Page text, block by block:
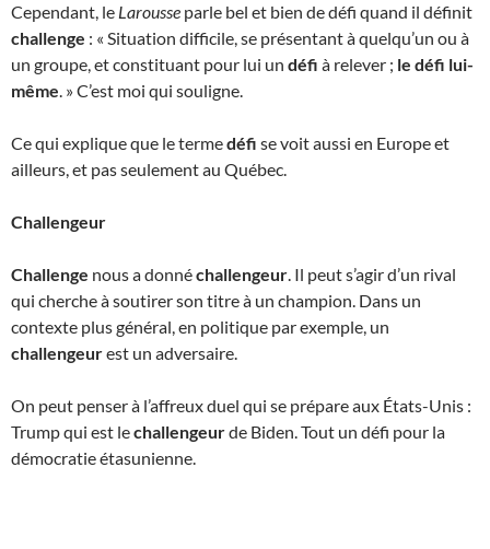
Cependant, le Larousse parle bel et bien de défi quand il définit
challenge : « Situation difficile, se présentant à quelqu’un ou à
un groupe, et constituant pour lui un défi à relever ; le défi lui-
même. » C’est moi qui souligne.
Ce qui explique que le termedéfi se voit aussi en Europe et
ailleurs, et pas seulement au Québec.
Challengeur
Challenge nous a donnéchallengeur. Il peut s’agir d’un rival
qui cherche à soutirer son titre à un champion. Dans un
contexte plus général, en politique par exemple, un
challengeurest un adversaire.
On peut penser à l’affreux duel qui se prépare aux États-Unis :
Trump qui est lechallengeurde Biden. Tout un défi pour la
démocratie étasunienne.